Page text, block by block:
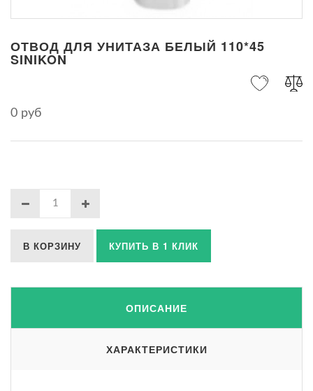
ОТВОД ДЛЯ УНИТАЗА БЕЛЫЙ 110*45
SINIKON
0 руб
В КОРЗИНУ КУПИТЬ В 1 КЛИК
ОПИСАНИЕ
ХАРАКТЕРИСТИКИ